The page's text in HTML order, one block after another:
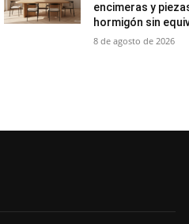
encimeras y
hormigón sin
8 de agosto de 2026